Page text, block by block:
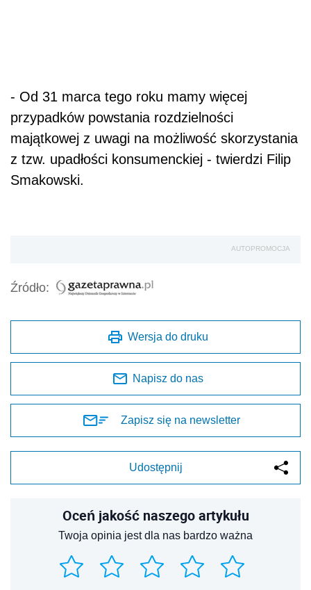
- Od 31 marca tego roku mamy więcej
przypadków powstania rozdzielności
majątkowej z uwagi na możliwość skorzystania
z tzw. upadłości konsumenckiej - twierdzi Filip
Smakowski.
AUTOPROMOCJA
Źródło:
Wersja do druku
Napisz do nas
Zapisz się na newsletter
Udostępnij
Oceń jakość naszego artykułu
Twoja opinia jest dla nas bardzo ważna